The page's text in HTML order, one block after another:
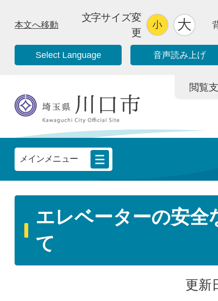
本文へ移動
文字サイズ変
更
Select Language 音声読み上げ
閲覧
メインメニュー
エレベーターの安全
て
更新